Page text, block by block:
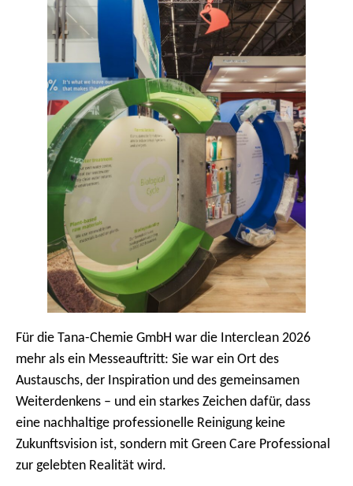
Für die Tana-Chemie GmbH war die Interclean 2026
mehr als ein Messeauftritt: Sie war ein Ort des
Austauschs, der Inspiration und des gemeinsamen
Weiterdenkens – und ein starkes Zeichen dafür, dass
eine nachhaltige professionelle Reinigung keine
Zukunftsvision ist, sondern mit Green Care Professional
zur gelebten Realität wird.